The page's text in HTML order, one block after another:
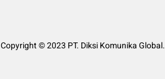
Copyright © 2023 PT. Diksi Komunika Global.